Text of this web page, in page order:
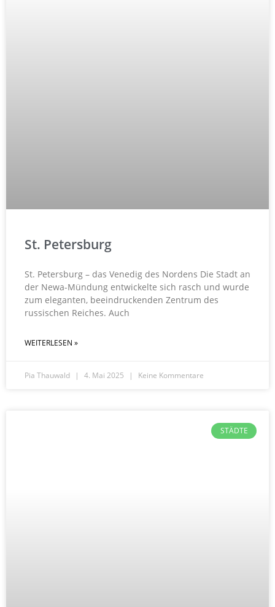
St. Petersburg
St. Petersburg – das Venedig des Nordens Die Stadt an
der Newa-Mündung entwickelte sich rasch und wurde
zum eleganten, beeindruckenden Zentrum des
russischen Reiches. Auch
WEITERLESEN »
Pia Thauwald 4. Mai 2025 Keine Kommentare
STÄDTE